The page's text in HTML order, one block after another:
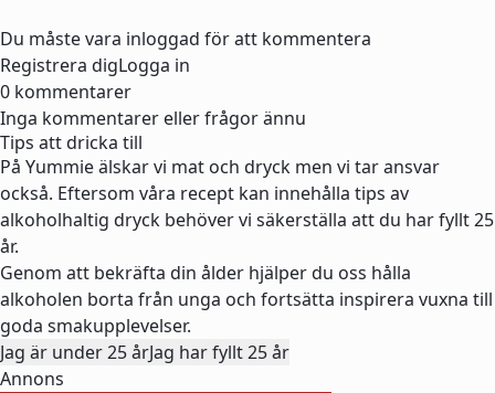
Du måste vara inloggad för att kommentera
Registrera digLogga in
0 kommentarer
Inga kommentarer eller frågor ännu
Tips att dricka till
På Yummie älskar vi mat och dryck men vi tar ansvar
också. Eftersom våra recept kan innehålla tips av
alkoholhaltig dryck behöver vi säkerställa att du har fyllt 25
år.
Genom att bekräfta din ålder hjälper du oss hålla
alkoholen borta från unga och fortsätta inspirera vuxna till
goda smakupplevelser.
Jag är under 25 årJag har fyllt 25 år
Annons